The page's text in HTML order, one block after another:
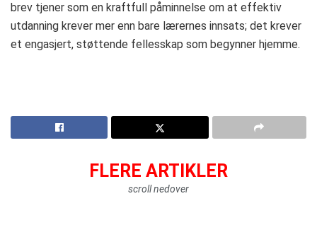
brev tjener som en kraftfull påminnelse om at effektiv
utdanning krever mer enn bare lærernes innsats; det krever
et engasjert, støttende fellesskap som begynner hjemme.
FLERE ARTIKLER
scroll nedover